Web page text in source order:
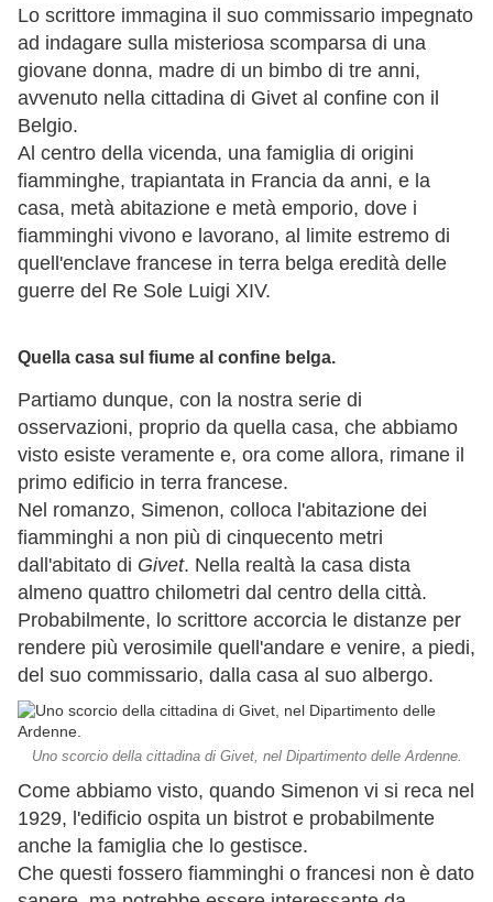
Lo scrittore immagina il suo commissario impegnato
ad indagare sulla misteriosa scomparsa di una
giovane donna, madre di un bimbo di tre anni,
avvenuto nella cittadina di Givet al confine con il
Belgio.
Al centro della vicenda, una famiglia di origini
fiamminghe, trapiantata in Francia da anni, e la
casa, metà abitazione e metà emporio, dove i
fiamminghi vivono e lavorano, al limite estremo di
quell'enclave francese in terra belga eredità delle
guerre del Re Sole Luigi XIV.
Quella casa sul fiume al confine belga.
Partiamo dunque, con la nostra serie di
osservazioni, proprio da quella casa, che abbiamo
visto esiste veramente e, ora come allora, rimane il
primo edificio in terra francese.
Nel romanzo, Simenon, colloca l'abitazione dei
fiamminghi a non più di cinquecento metri
dall'abitato di Givet. Nella realtà la casa dista
almeno quattro chilometri dal centro della città.
Probabilmente, lo scrittore accorcia le distanze per
rendere più verosimile quell'andare e venire, a piedi,
del suo commissario, dalla casa al suo albergo.
Uno scorcio della cittadina di Givet, nel Dipartimento delle Ardenne.
Come abbiamo visto, quando Simenon vi si reca nel
1929, l'edificio ospita un bistrot e probabilmente
anche la famiglia che lo gestisce.
Che questi fossero fiamminghi o francesi non è dato